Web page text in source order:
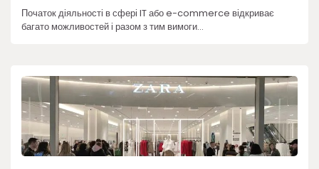
Початок діяльності в сфері IT або e-commerce відкриває
багато можливостей і разом з тим вимоги…